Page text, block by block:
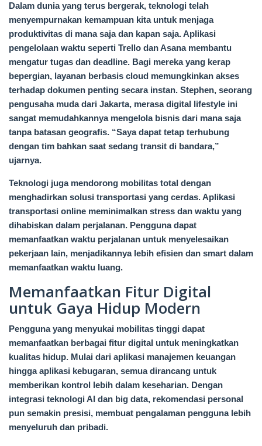
Dalam dunia yang terus bergerak, teknologi telah
menyempurnakan kemampuan kita untuk menjaga
produktivitas di mana saja dan kapan saja. Aplikasi
pengelolaan waktu seperti Trello dan Asana membantu
mengatur tugas dan deadline. Bagi mereka yang kerap
bepergian, layanan berbasis cloud memungkinkan akses
terhadap dokumen penting secara instan. Stephen, seorang
pengusaha muda dari Jakarta, merasa digital lifestyle ini
sangat memudahkannya mengelola bisnis dari mana saja
tanpa batasan geografis. “Saya dapat tetap terhubung
dengan tim bahkan saat sedang transit di bandara,”
ujarnya.
Teknologi juga mendorong mobilitas total dengan
menghadirkan solusi transportasi yang cerdas. Aplikasi
transportasi online meminimalkan stress dan waktu yang
dihabiskan dalam perjalanan. Pengguna dapat
memanfaatkan waktu perjalanan untuk menyelesaikan
pekerjaan lain, menjadikannya lebih efisien dan smart dalam
memanfaatkan waktu luang.
Memanfaatkan Fitur Digital
untuk Gaya Hidup Modern
Pengguna yang menyukai mobilitas tinggi dapat
memanfaatkan berbagai fitur digital untuk meningkatkan
kualitas hidup. Mulai dari aplikasi manajemen keuangan
hingga aplikasi kebugaran, semua dirancang untuk
memberikan kontrol lebih dalam keseharian. Dengan
integrasi teknologi AI dan big data, rekomendasi personal
pun semakin presisi, membuat pengalaman pengguna lebih
menyeluruh dan pribadi.